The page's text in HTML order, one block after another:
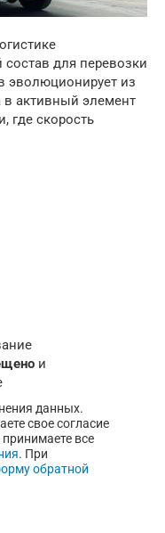
для перевозки
эволюционирует из
в активный элемент
где скорость
и
данных.
свое согласие
все
. При
обратной